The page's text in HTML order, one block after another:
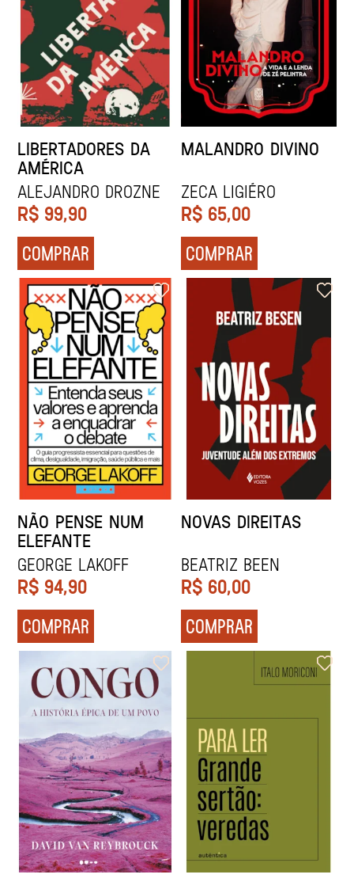
LIBERTADORES DA
AMÉRICA
Alejandro Drozne
R$ 99,90
COMPRAR
MALANDRO DIVINO
ZECA LIGIÉRO
R$ 65,00
COMPRAR
NÃO PENSE NUM
ELEFANTE
George Lakoff
R$ 94,90
COMPRAR
NOVAS DIREITAS
Beatriz Been
R$ 60,00
COMPRAR